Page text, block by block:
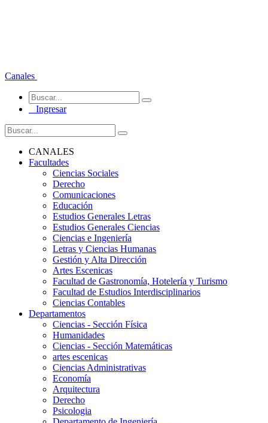
Canales
Ingresar
CANALES
Facultades
Ciencias Sociales
Derecho
Comunicaciones
Educación
Estudios Generales Letras
Estudios Generales Ciencias
Ciencias e Ingeniería
Letras y Ciencias Humanas
Gestión y Alta Dirección
Artes Escenicas
Facultad de Gastronomía, Hotelería y Turismo
Facultad de Estudios Interdisciplinarios
Ciencias Contables
Departamentos
Ciencias - Sección Física
Humanidades
Ciencias - Sección Matemáticas
artes escenicas
Ciencias Administrativas
Economía
Arquitectura
Derecho
Psicologia